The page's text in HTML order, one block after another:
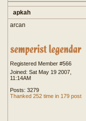
apkah
arcan
Registered Member #566
Joined: Sat May 19 2007,
11:14AM
Posts: 3279
Thanked 252 time in 179 post